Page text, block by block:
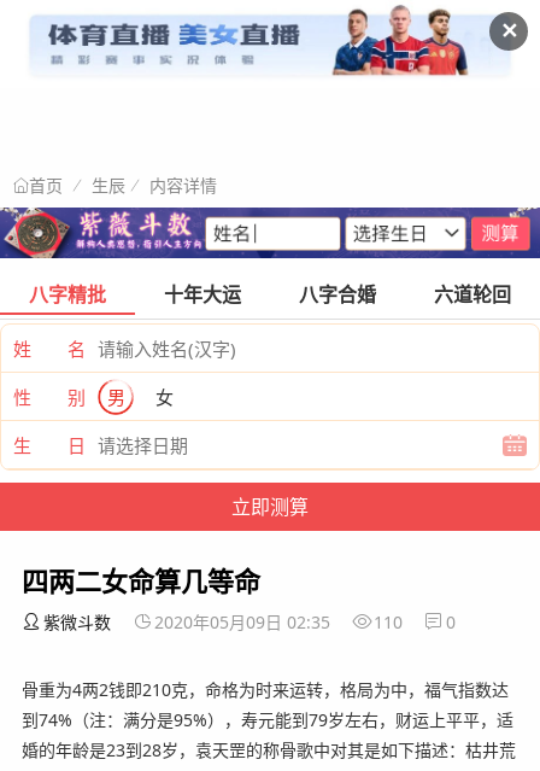
✕
首页 生辰 内容详情
八字精批 十年大运 八字合婚 六道轮回
姓 名
性 别
男
女
生 日
四两二女命算几等命
紫微斗数 2020年05月09日 02:35 110 0
骨重为4两2钱即210克，命格为时来运转，格局为中，福气指数达
到74%（注：满分是95%），寿元能到79岁左右，财运上平平，适
婚的年龄是23到28岁，袁天罡的称骨歌中对其是如下描述：枯井荒